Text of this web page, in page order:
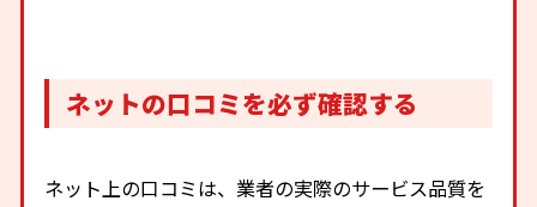
ネットの口コミを必ず確認する
ネット上の口コミは、業者の実際のサービス品質を